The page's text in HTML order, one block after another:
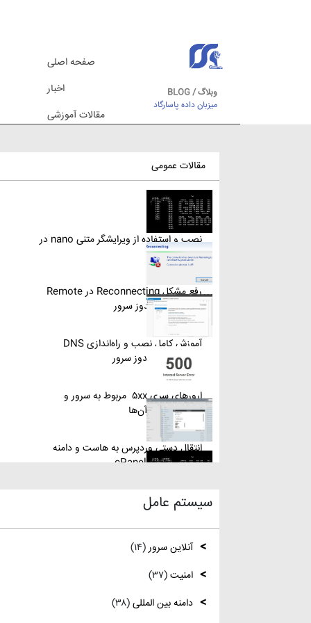
وبلاگ / BLOG
میزبان داده پاسارگاد
صفحه اصلی
اخبار
مقالات آموزشی
مقالات عمومی
نصب و استفاده از ویرایشگر متنی nano در
لینوکس
رفع مشکل Reconnecting در Remote
Desktop ویندوز سرور
آموزش کامل نصب و راه‌اندازی DNS
Server در ویندوز سرور
ارورهای سری ۵xx مربوط به سرور و
روش‌های رفع آن‌ها
انتقال دستی وردپرس به هاست و دامنه
جدید از طریق cPanel
لینوکس
Desktop ویندوز سرور
سیستم عامل
آنلاین سرور(۱۴)
امنیت(۳۷)
دامنه بین المللی(۳۸)